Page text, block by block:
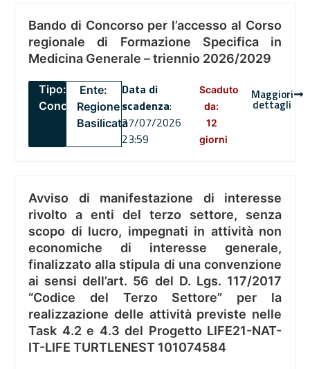
Bando di Concorso per l’accesso al Corso
regionale di Formazione Specifica in
Medicina Generale – triennio 2026/2029
Tipo:
Concorsi
Ente:
Regione
Basilicata
Data di
scadenza:
27/07/2026
23:59
Scaduto
da:
12
giorni
Maggiori
dettagli
Avviso di manifestazione di interesse
rivolto a enti del terzo settore, senza
scopo di lucro, impegnati in attività non
economiche di interesse generale,
finalizzato alla stipula di una convenzione
ai sensi dell’art. 56 del D. Lgs. 117/2017
“Codice del Terzo Settore” per la
realizzazione delle attività previste nelle
Task 4.2 e 4.3 del Progetto LIFE21-NAT-
IT-LIFE TURTLENEST 101074584